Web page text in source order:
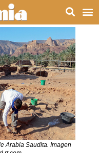
Arabia Saudita. Imagen